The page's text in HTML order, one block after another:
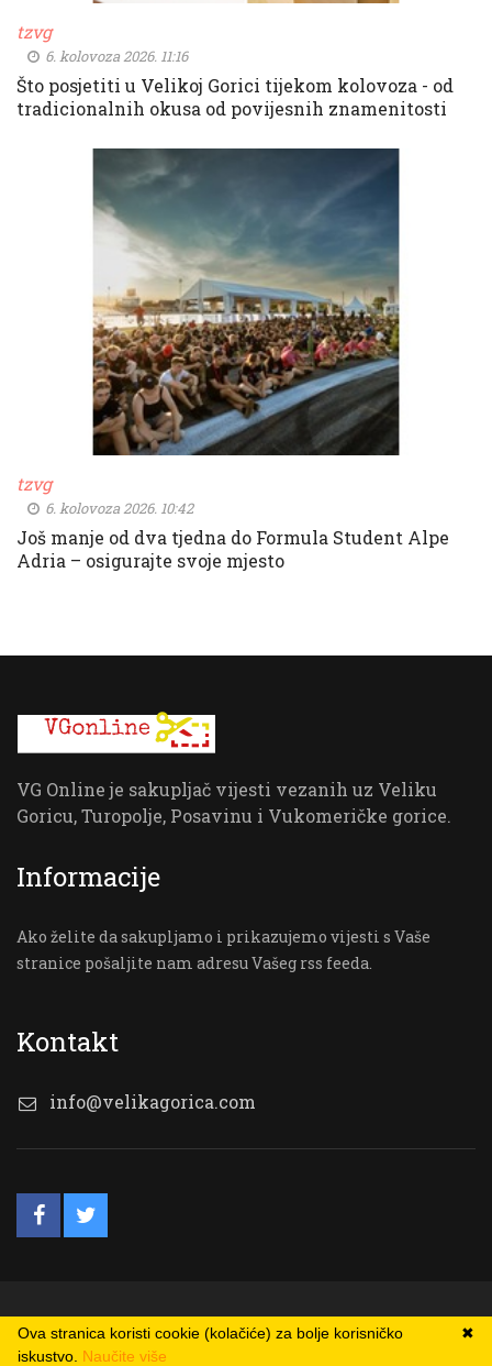
tzvg
6. kolovoza 2026. 11:16
Što posjetiti u Velikoj Gorici tijekom kolovoza - od
tradicionalnih okusa od povijesnih znamenitosti
tzvg
6. kolovoza 2026. 10:42
Još manje od dva tjedna do Formula Student Alpe
Adria – osigurajte svoje mjesto
VG Online je sakupljač vijesti vezanih uz Veliku
Goricu, Turopolje, Posavinu i Vukomeričke gorice.
Informacije
Ako želite da sakupljamo i prikazujemo vijesti s Vaše
stranice pošaljite nam adresu Vašeg rss feeda.
Kontakt
info@velikagorica.com
© VG Online ✖
Ova stranica koristi cookie (kolačiće) za bolje korisničko
iskustvo. Naučite više